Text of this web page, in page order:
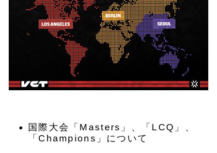
国際大会「Masters」、「LCQ」、
「Champions」について